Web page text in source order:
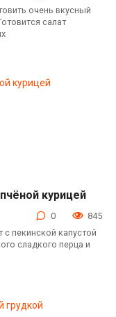
очень вкусный
салат
курицей
0
845
с пекинской капустой
сладкого перца и